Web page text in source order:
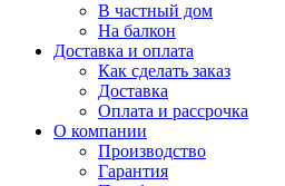
В частный дом
На балкон
Доставка и оплата
Как сделать заказ
Доставка
Оплата и рассрочка
О компании
Производство
Гарантия